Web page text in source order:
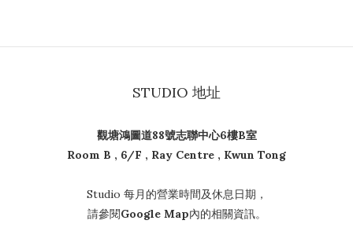
STUDIO 地址
觀塘鴻圖道88號志聯中心6樓B室
Room B , 6/F , Ray Centre , Kwun Tong
Studio 每月的營業時間及休息日期，
請參閱Google Map內的相關資訊。